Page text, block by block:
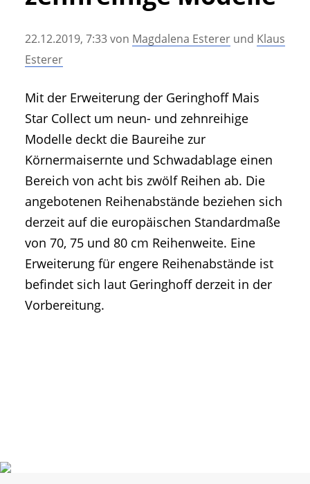
• Geschichte und Geschichten
• Messen und Veranstaltungen
• Mitteilung der Redaktion
• Artikel nach Hersteller/Marke
22.12.2019, 7:33von Magdalena Esterer und Klaus
Esterer
Mit der Erweiterung der Geringhoff Mais
Star Collect um neun- und zehnreihige
Modelle deckt die Baureihe zur
Körnermaisernte und Schwadablage einen
Bereich von acht bis zwölf Reihen ab. Die
angebotenen Reihenabstände beziehen sich
derzeit auf die europäischen Standardmaße
von 70, 75 und 80 cm Reihenweite. Eine
Erweiterung für engere Reihenabstände ist
befindet sich laut Geringhoff derzeit in der
Vorbereitung.